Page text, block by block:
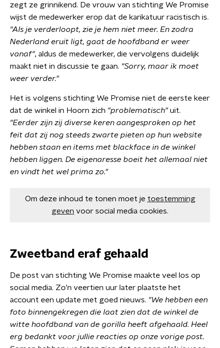
zegt ze grinnikend. De vrouw van stichting We Promise
wijst de medewerker erop dat de karikatuur racistisch is.
"Als je verderloopt, zie je hem niet meer. En zodra
Nederland eruit ligt, gaat de hoofdband er weer
vanaf", aldus de medewerker, die vervolgens duidelijk
maakt niet in discussie te gaan. "Sorry, maar ik moet
weer verder."
Het is volgens stichting We Promise niet de eerste keer
dat de winkel in Hoorn zich "problematisch"uit.
"Eerder zijn zij diverse keren aangesproken op het
feit dat zij nog steeds zwarte pieten op hun website
hebben staan en items met blackface in de winkel
hebben liggen. De eigenaresse boeit het allemaal niet
en vindt het wel prima zo."
Om deze inhoud te tonen moet je toestemming
geven voor social media cookies.
Zweetband eraf gehaald
De post van stichting We Promise maakte veel los op
social media. Zo'n veertien uur later plaatste het
account een update met goed nieuws. "We hebben een
foto binnengekregen die laat zien dat de winkel de
witte hoofdband van de gorilla heeft afgehaald. Heel
erg bedankt voor jullie reacties op onze vorige post.